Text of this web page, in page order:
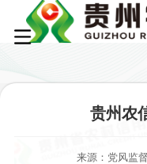
贵州农
来源：党风监